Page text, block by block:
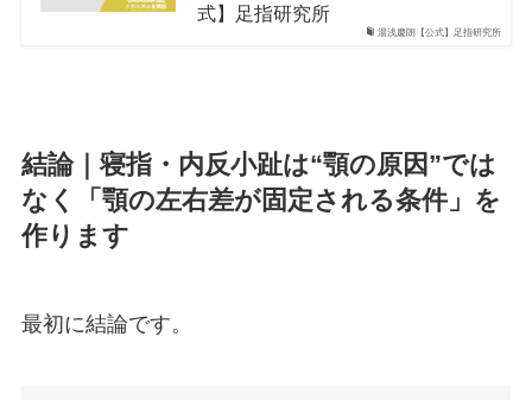
湯浅慶朗【公式】足指研究所
式】足指研究所
結論｜寝指・内反小趾は“顎の原因”では
なく「顎の左右差が固定される条件」を
作ります
最初に結論です。